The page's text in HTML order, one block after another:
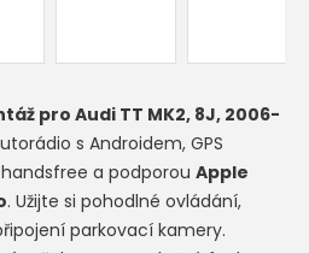
pro Audi TT MK2, 8J, 2006-
s Androidem, GPS
a podporou Apple
. Užijte si pohodlné ovládání,
parkovací kamery.